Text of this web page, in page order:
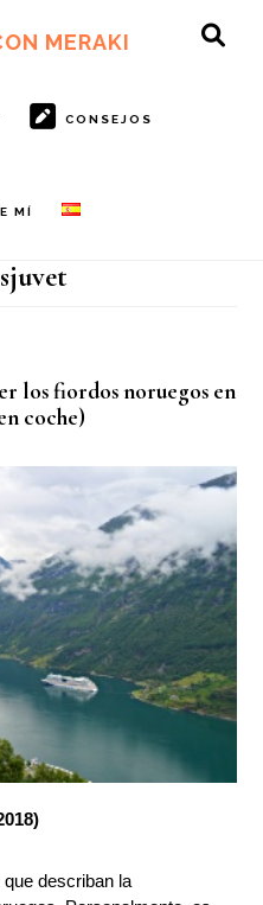
MERAKI
CONSEJOS
MÍ
los fiordos noruegos en
coche)
describan la